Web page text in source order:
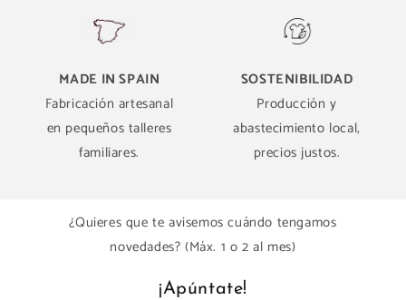
MADE IN SPAIN
Fabricación artesanal
en pequeños talleres
familiares.
SOSTENIBILIDAD
Producción y
abastecimiento local,
precios justos.
¿Quieres que te avisemos cuándo tengamos
novedades? (Máx. 1 o 2 al mes)
¡Apúntate!